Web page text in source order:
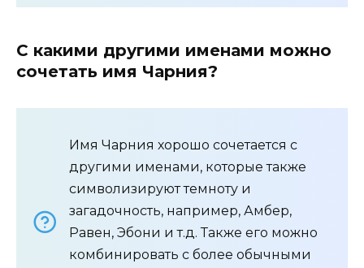
С какими другими именами можно
сочетать имя Чарния?
Имя Чарния хорошо сочетается с
другими именами, которые также
символизируют темноту и
загадочность, например, Амбер,
Равен, Эбони и т.д. Также его можно
комбинировать с более обычными